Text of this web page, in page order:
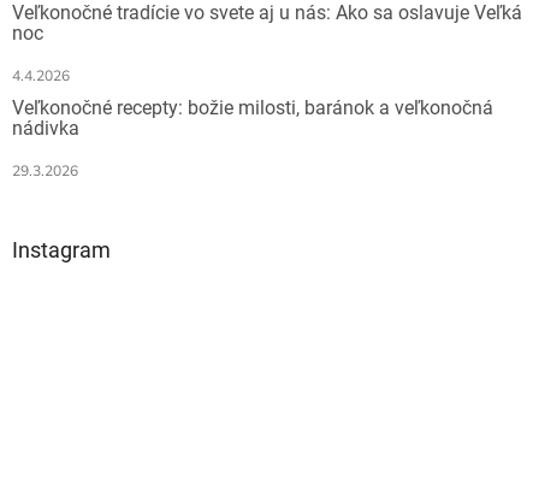
Veľkonočné tradície vo svete aj u nás: Ako sa oslavuje Veľká
noc
4.4.2026
Veľkonočné recepty: božie milosti, baránok a veľkonočná
nádivka
29.3.2026
Instagram